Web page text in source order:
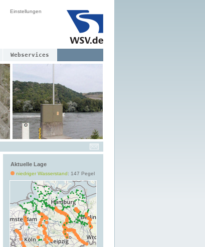
Einstellungen
Webservices
Aktuelle Lage
niedriger Wasserstand: 147 Pegel